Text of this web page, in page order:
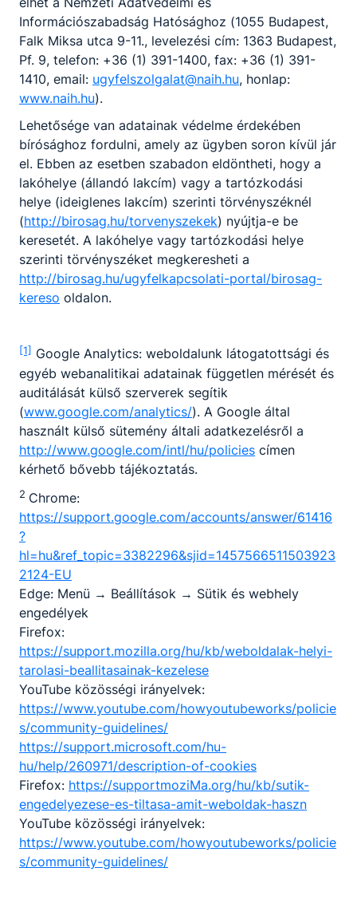
Ipari gépész
Tovább
Kereskedelem
Tovább
Kőműves
Építőipar
Tovább
Pincér - vendégtéri szakember
Turizmus-vendéglátás
Információszabadság Hatósághoz (1055 Budapest,
Falk Miksa utca 9-11., levelezési cím: 1363 Budapest,
Pf. 9, telefon: +36 (1) 391-1400, fax: +36 (1) 391-
1410, email: ugyfelszolgalat@naih.hu, honlap:
www.naih.hu).
Lehetősége van adatainak védelme érdekében
bírósághoz fordulni, amely az ügyben soron kívül jár
el. Ebben az esetben szabadon eldöntheti, hogy a
lakóhelye (állandó lakcím) vagy a tartózkodási
helye (ideiglenes lakcím) szerinti törvényszéknél
(http://birosag.hu/torvenyszekek) nyújtja-e be
keresetét. A lakóhelye vagy tartózkodási helye
szerinti törvényszéket megkeresheti a
http://birosag.hu/ugyfelkapcsolati-portal/birosag-
kereso oldalon.
[1] Google Analytics: weboldalunk látogatottsági és
egyéb webanalitikai adatainak független mérését és
auditálását külső szerverek segítik
(www.google.com/analytics/). A Google által
használt külső sütemény általi adatkezelésről a
http://www.google.com/intl/hu/policies címen
kérhető bővebb tájékoztatás.
2 Chrome:
https://support.google.com/accounts/answer/61416
?
hl=hu&ref_topic=3382296&sjid=1457566511503923
2124-EU
Edge: Menü → Beállítások → Sütik és webhely
engedélyek
Firefox:
https://support.mozilla.org/hu/kb/weboldalak-helyi-
tarolasi-beallitasainak-kezelese
YouTube közösségi irányelvek:
https://www.youtube.com/howyoutubeworks/policie
s/community-guidelines/
https://support.microsoft.com/hu-
hu/help/260971/description-of-cookies
Firefox: https://supportmoziMa.org/hu/kb/sutik-
engedelyezese-es-tiltasa-amit-weboldak-haszn
YouTube közösségi irányelvek:
https://www.youtube.com/howyoutubeworks/policie
s/community-guidelines/